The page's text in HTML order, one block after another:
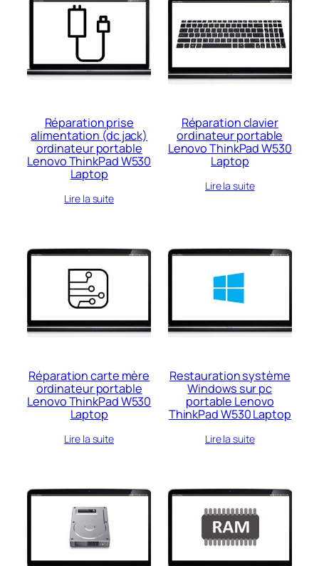
Réparation prise
alimentation (dc jack)
ordinateur portable
Lenovo ThinkPad W530
Laptop
Lire la suite
Réparation clavier
ordinateur portable
Lenovo ThinkPad W530
Laptop
Lire la suite
Réparation carte mère
ordinateur portable
Lenovo ThinkPad W530
Laptop
Lire la suite
Restauration système
Windows sur pc
portable Lenovo
ThinkPad W530 Laptop
Lire la suite